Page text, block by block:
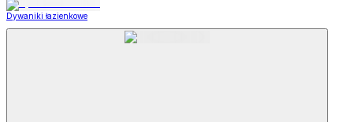
Dywaniki łazienkowe